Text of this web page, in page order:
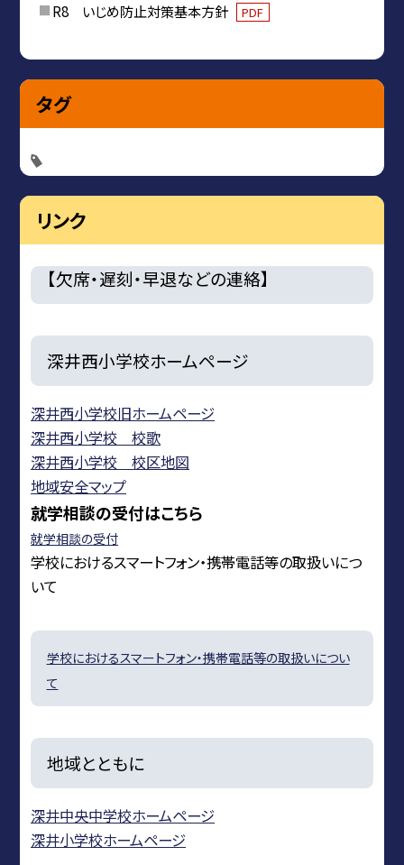
R8 いじめ防止対策基本方針 PDF
タグ
リンク
【欠席・遅刻・早退などの連絡】
深井西小学校ホームページ
深井西小学校旧ホームページ
深井西小学校 校歌
深井西小学校 校区地図
地域安全マップ
就学相談の受付はこちら
就学相談の受付
学校におけるスマートフォン・携帯電話等の取扱いにつ
いて
学校におけるスマートフォン・携帯電話等の取扱いについ
て
地域とともに
深井中央中学校ホームページ
深井小学校ホームページ